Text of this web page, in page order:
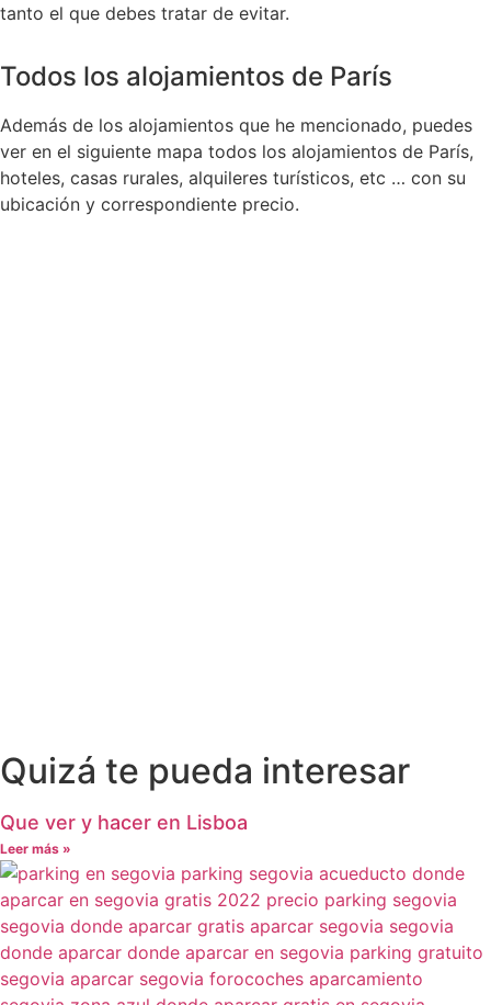
tanto el que debes tratar de evitar.
Todos los alojamientos de París
Además de los alojamientos que he mencionado, puedes
ver en el siguiente mapa todos los alojamientos de París,
hoteles, casas rurales, alquileres turísticos, etc … con su
ubicación y correspondiente precio.
Quizá te pueda interesar
Que ver y hacer en Lisboa
Leer más »